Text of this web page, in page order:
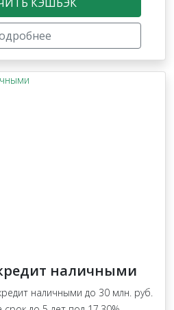
наличными
наличными до 30 млн. руб.